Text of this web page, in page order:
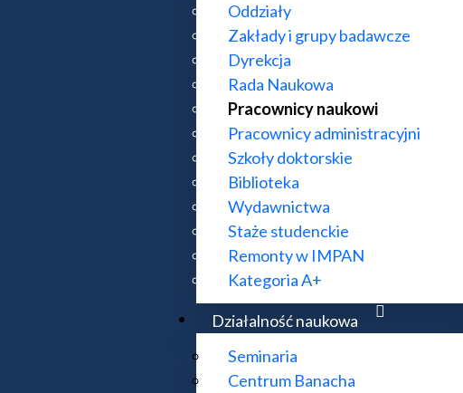
Oddziały
Zakłady i grupy badawcze
Dyrekcja
Rada Naukowa
Pracownicy naukowi
Pracownicy administracyjni
Szkoły doktorskie
Biblioteka
Wydawnictwa
Staże studenckie
Remonty w IMPAN
Kategoria A+
Działalność naukowa
Seminaria
Centrum Banacha